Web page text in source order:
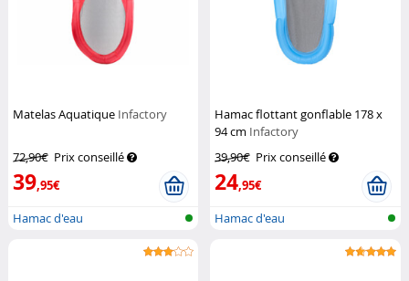
Matelas Aquatique Infactory
72,90€ Prix conseillé
39,95€
Hamac d'eau
Hamac flottant gonflable 178 x
94 cm Infactory
39,90€ Prix conseillé
24,95€
Hamac d'eau